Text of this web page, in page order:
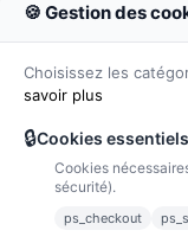
🍪 Gestion des
Choisissez les
savoir plus
🔒Cookies essentiels
Cookies
sécurité).
ps_checkout